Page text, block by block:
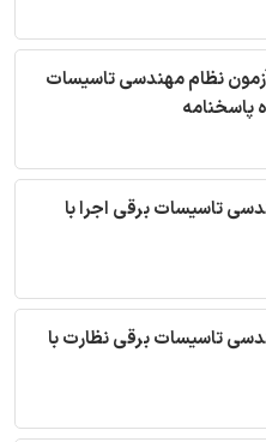
نظام مهندسی تاسیسات
پاسخنامه
تاسیسات برقی اجرا با
تاسیسات برقی نظارت با